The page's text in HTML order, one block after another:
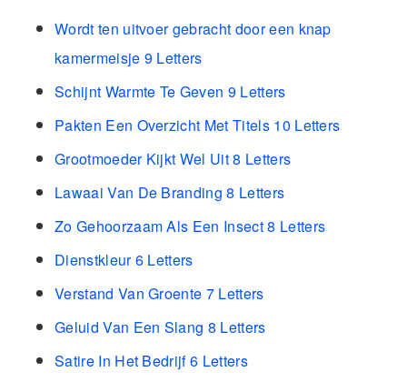
Wordt ten uitvoer gebracht door een knap
kamermeisje 9 Letters
Schijnt Warmte Te Geven 9 Letters
Pakten Een Overzicht Met Titels 10 Letters
Grootmoeder Kijkt Wel Uit 8 Letters
Lawaai Van De Branding 8 Letters
Zo Gehoorzaam Als Een Insect 8 Letters
Dienstkleur 6 Letters
Verstand Van Groente 7 Letters
Geluid Van Een Slang 8 Letters
Satire In Het Bedrijf 6 Letters